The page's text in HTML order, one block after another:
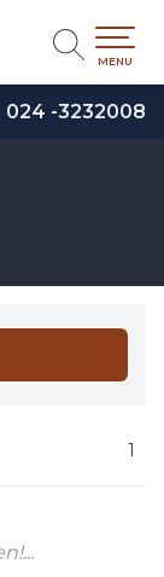
024 -3232008
MENU
1